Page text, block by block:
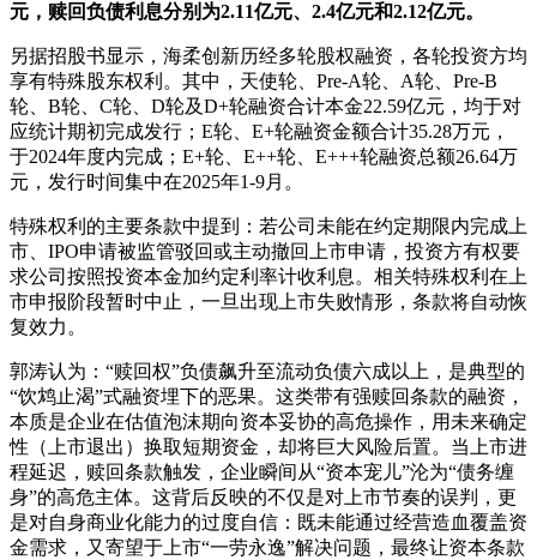
元，赎回负债利息分别为2.11亿元、2.4亿元和2.12亿元。
另据招股书显示，海柔创新历经多轮股权融资，各轮投资方均
享有特殊股东权利。其中，天使轮、Pre-A轮、A轮、Pre-B
轮、B轮、C轮、D轮及D+轮融资合计本金22.59亿元，均于对
应统计期初完成发行；E轮、E+轮融资金额合计35.28万元，
于2024年度内完成；E+轮、E++轮、E+++轮融资总额26.64万
元，发行时间集中在2025年1-9月。
特殊权利的主要条款中提到：若公司未能在约定期限内完成上
市、IPO申请被监管驳回或主动撤回上市申请，投资方有权要
求公司按照投资本金加约定利率计收利息。相关特殊权利在上
市申报阶段暂时中止，一旦出现上市失败情形，条款将自动恢
复效力。
郭涛认为：“赎回权”负债飙升至流动负债六成以上，是典型的
“饮鸩止渴”式融资埋下的恶果。这类带有强赎回条款的融资，
本质是企业在估值泡沫期向资本妥协的高危操作，用未来确定
性（上市退出）换取短期资金，却将巨大风险后置。当上市进
程延迟，赎回条款触发，企业瞬间从“资本宠儿”沦为“债务缠
身”的高危主体。这背后反映的不仅是对上市节奏的误判，更
是对自身商业化能力的过度自信：既未能通过经营造血覆盖资
金需求，又寄望于上市“一劳永逸”解决问题，最终让资本条款